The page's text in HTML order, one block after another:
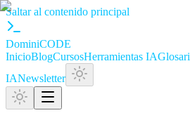
Saltar al contenido principal
DominiCODE
InicioBlogCursosHerramientas IA
IANewsletter